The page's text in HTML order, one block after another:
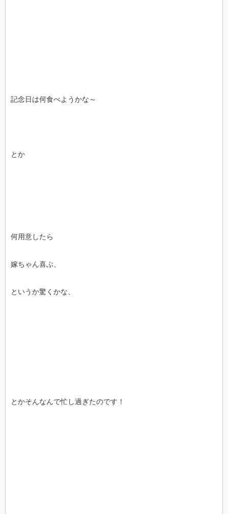
記念日は何食べようかな～
とか
何用意したら
嫁ちゃん喜ぶ、
というか驚くかな、
とかそんなんで忙し過ぎたのです！